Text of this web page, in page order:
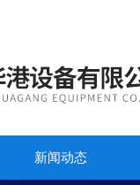
新闻动态